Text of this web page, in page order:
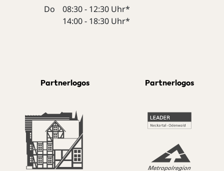
Do
08:30 - 12:30 Uhr*
14:00 - 18:30 Uhr*
Partnerlogos Partnerlogos